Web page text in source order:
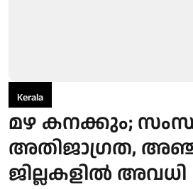
Kerala
മഴ കനക്കും;
അതിജാഗ്രത,
ജില്ലകളില്‍ അവധി